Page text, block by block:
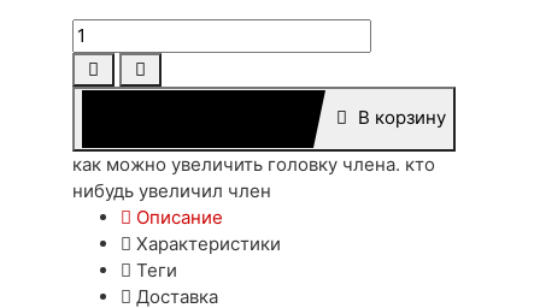
В корзину
как можно увеличить головку члена. кто
нибудь увеличил член
Описание
Характеристики
Теги
Доставка